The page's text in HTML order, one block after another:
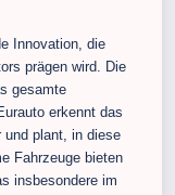
Innovation, die
prägen wird. Die
gesamte
erkennt das
und plant, in diese
Fahrzeuge bieten
insbesondere im